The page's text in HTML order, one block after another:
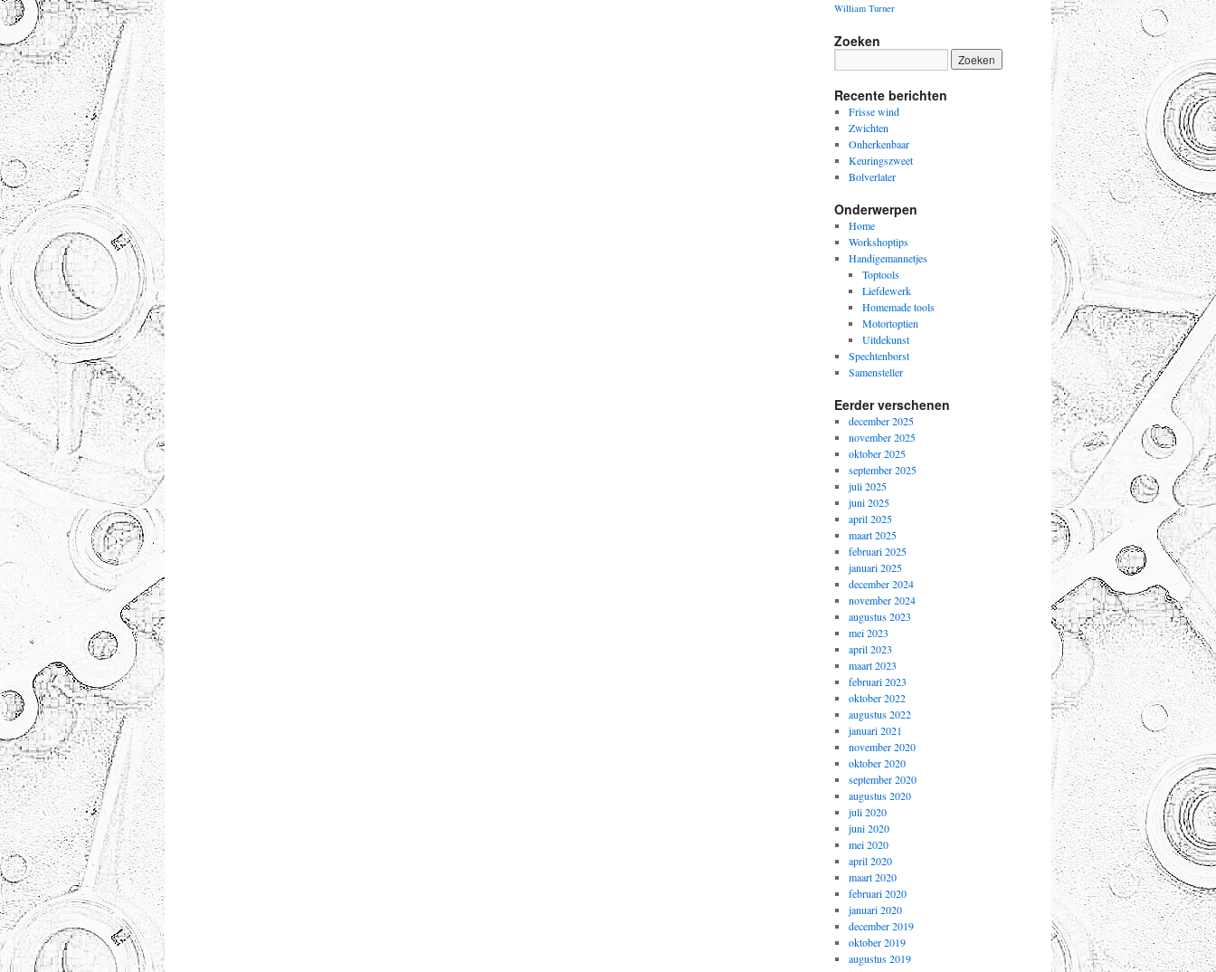
William Turner
Zoeken
Recente berichten
Frisse wind
Zwichten
Onherkenbaar
Keuringszweet
Bolverlater
Onderwerpen
Home
Workshoptips
Handigemannetjes
Toptools
Liefdewerk
Homemade tools
Motortoptien
Uitdekunst
Spechtenborst
Samensteller
Eerder verschenen
december 2025
november 2025
oktober 2025
september 2025
juli 2025
juni 2025
april 2025
maart 2025
februari 2025
januari 2025
december 2024
november 2024
augustus 2023
mei 2023
april 2023
maart 2023
februari 2023
oktober 2022
augustus 2022
januari 2021
november 2020
oktober 2020
september 2020
augustus 2020
juli 2020
juni 2020
mei 2020
april 2020
maart 2020
februari 2020
januari 2020
december 2019
oktober 2019
augustus 2019